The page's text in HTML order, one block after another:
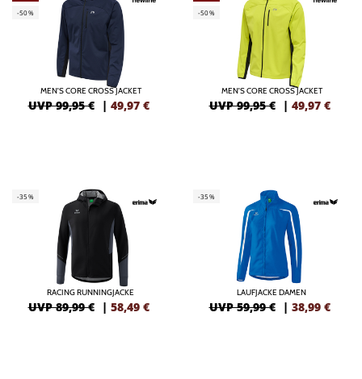
-50%
MEN'S CORE CROSS JACKET
UVP 99,95 € | 49,97 €
-50%
MEN'S CORE CROSS JACKET
UVP 99,95 € | 49,97 €
-35%
RACING RUNNINGJACKE
UVP 89,99 € | 58,49 €
-35%
LAUFJACKE DAMEN
UVP 59,99 € | 38,99 €